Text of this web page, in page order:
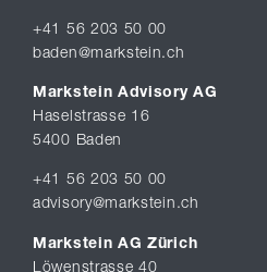
+41 56 203 50 00
baden@markstein.ch
Markstein Advisory AG
Haselstrasse 16
5400 Baden
+41 56 203 50 00
advisory@markstein.ch
Markstein AG Zürich
Löwenstrasse 40